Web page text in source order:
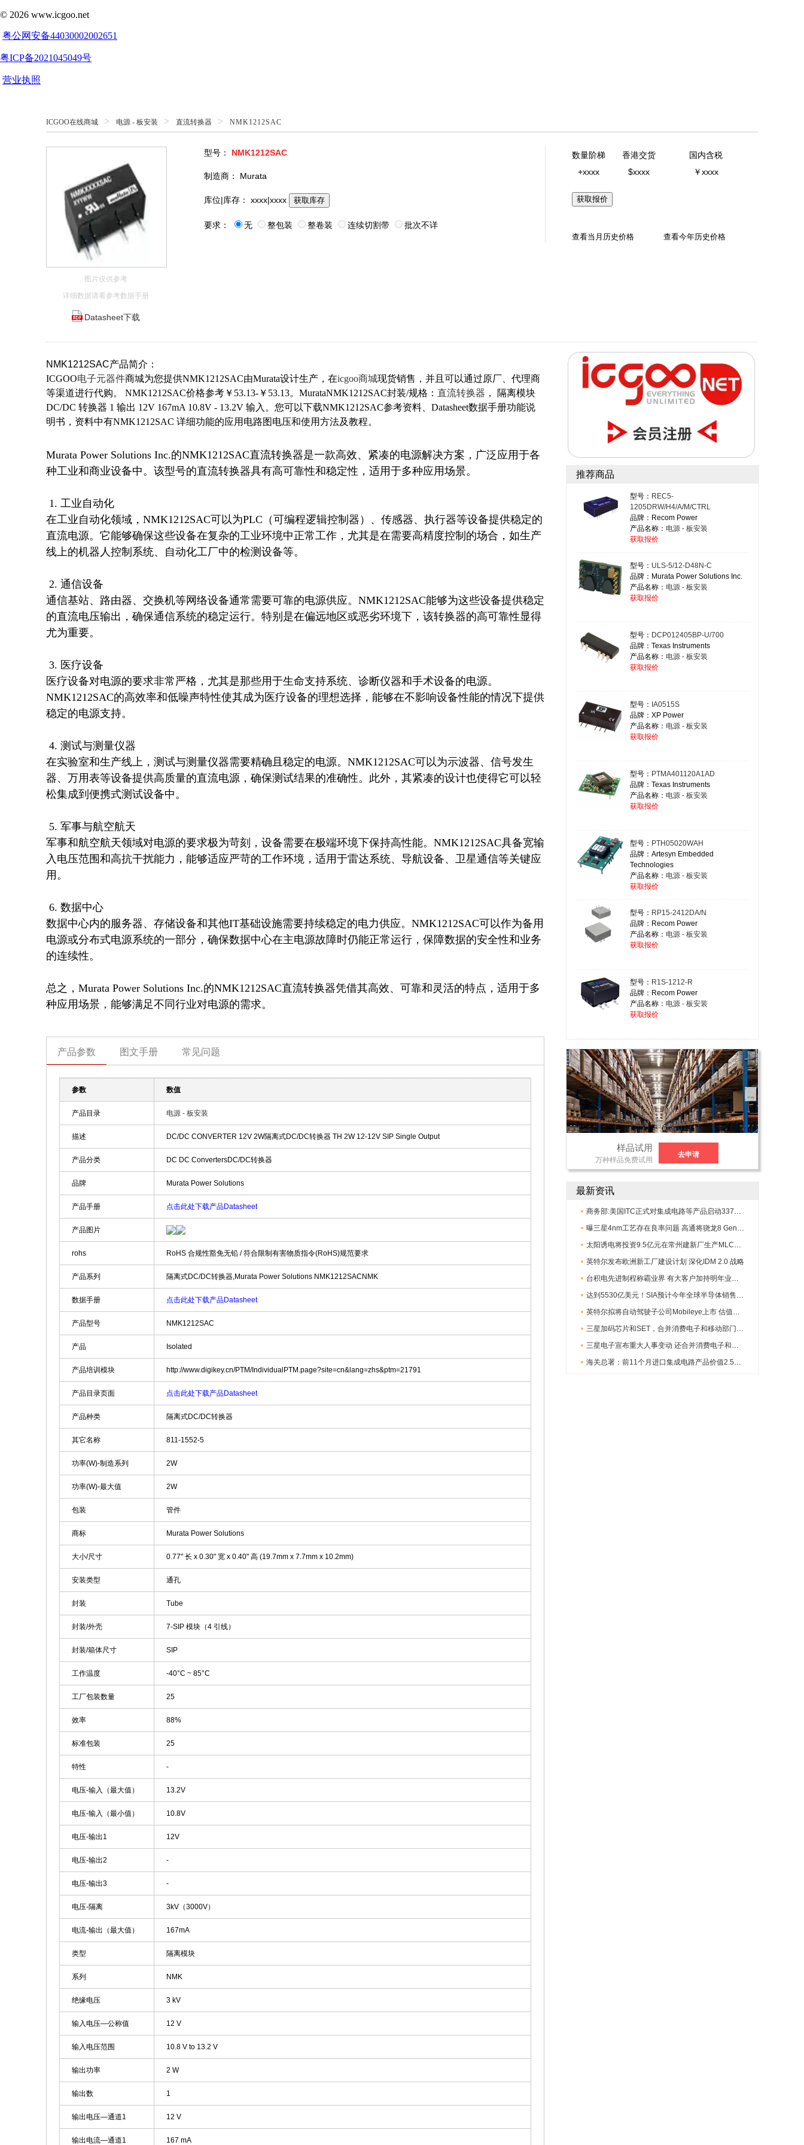
ICGOO在线商城 > 电源 - 板安装 > 直流转换器 > NMK1212SAC
图片仅供参考
详细数据请看参考数据手册
Datasheet下载
型号： NMK1212SAC
制造商： Murata
库位|库存： xxxx|xxxx 获取库存
要求： 无 整包装 整卷装 连续切割带 批次不详
数量阶梯 香港交货
国内含税
+xxxx
$xxxx ￥xxxx
获取报价
查看当月历史价格 查看今年历史价格
NMK1212SAC产品简介：
ICGOO电子元器件商城为您提供NMK1212SAC由Murata设计生产，在icgoo商城现货销售，并且可以通过原厂、代理商
等渠道进行代购。 NMK1212SAC价格参考￥53.13-￥53.13。MurataNMK1212SAC封装/规格： 直流转换器 ， 隔离模块
DC/DC 转换器 1 输出 12V 167mA 10.8V - 13.2V 输入。您可以下载NMK1212SAC参考资料、Datasheet数据手册功能说
明书，资料中有NMK1212SAC 详细功能的应用电路图电压和使用方法及教程。
Murata Power Solutions Inc.的NMK1212SAC直流转换器是一款高效、紧凑的电源解决方案，广泛应用于各
种工业和商业设备中。该型号的直流转换器具有高可靠性和稳定性，适用于多种应用场景。
在工业自动化领域，NMK1212SAC可以为PLC（可编程逻辑控制器）、传感器、执行器等设备提供稳定的
直流电源。它能够确保这些设备在复杂的工业环境中正常工作，尤其是在需要高精度控制的场合，如生产
线上的机器人控制系统、自动化工厂中的检测设备等。
通信基站、路由器、交换机等网络设备通常需要可靠的电源供应。NMK1212SAC能够为这些设备提供稳定
的直流电压输出，确保通信系统的稳定运行。特别是在偏远地区或恶劣环境下，该转换器的高可靠性显得
尤为重要。
医疗设备对电源的要求非常严格，尤其是那些用于生命支持系统、诊断仪器和手术设备的电源。
NMK1212SAC的高效率和低噪声特性使其成为医疗设备的理想选择，能够在不影响设备性能的情况下提供
稳定的电源支持。
在实验室和生产线上，测试与测量仪器需要精确且稳定的电源。NMK1212SAC可以为示波器、信号发生
器、万用表等设备提供高质量的直流电源，确保测试结果的准确性。此外，其紧凑的设计也使得它可以轻
松集成到便携式测试设备中。
军事和航空航天领域对电源的要求极为苛刻，设备需要在极端环境下保持高性能。NMK1212SAC具备宽输
入电压范围和高抗干扰能力，能够适应严苛的工作环境，适用于雷达系统、导航设备、卫星通信等关键应
用。
数据中心内的服务器、存储设备和其他IT基础设施需要持续稳定的电力供应。NMK1212SAC可以作为备用
电源或分布式电源系统的一部分，确保数据中心在主电源故障时仍能正常运行，保障数据的安全性和业务
的连续性。
总之，Murata Power Solutions Inc.的NMK1212SAC直流转换器凭借其高效、可靠和灵活的特点，适用于多
种应用场景，能够满足不同行业对电源的需求。
产品参数 图文手册 常见问题
参数 数值
产品目录 电源 - 板安装
描述 DC/DC CONVERTER 12V 2W隔离式DC/DC转换器 TH 2W 12-12V SIP Single Output
产品分类 DC DC ConvertersDC/DC转换器
品牌 Murata Power Solutions
产品手册 点击此处下载产品Datasheet
产品图片
rohs RoHS 合规性豁免无铅 / 符合限制有害物质指令(RoHS)规范要求
产品系列 隔离式DC/DC转换器,Murata Power Solutions NMK1212SACNMK
数据手册 点击此处下载产品Datasheet
产品型号 NMK1212SAC
产品 Isolated
产品培训模块 http://www.digikey.cn/PTM/IndividualPTM.page?site=cn&lang=zhs&ptm=21791
产品目录页面 点击此处下载产品Datasheet
产品种类 隔离式DC/DC转换器
其它名称 811-1552-5
功率(W)-制造系列 2W
功率(W)-最大值 2W
包装 管件
商标 Murata Power Solutions
大小/尺寸 0.77" 长 x 0.30" 宽 x 0.40" 高 (19.7mm x 7.7mm x 10.2mm)
安装类型 通孔
封装 Tube
封装/外壳 7-SIP 模块（4 引线）
封装/箱体尺寸 SIP
工作温度 -40°C ~ 85°C
工厂包装数量 25
效率 88%
标准包装 25
特性 -
电压-输入（最大值） 13.2V
电压-输入（最小值） 10.8V
电压-输出1 12V
电压-输出2 -
电压-输出3 -
电压-隔离 3kV（3000V）
电流-输出（最大值） 167mA
类型 隔离模块
系列 NMK
绝缘电压 3 kV
输入电压—公称值 12 V
输入电压范围 10.8 V to 13.2 V
输出功率 2 W
输出数 1
输出电压—通道1 12 V
输出电流—通道1 167 mA
推荐商品
型号： REC5-
1205DRW/H4/A/M/CTRL
品牌：Recom Power
产品名称： 电源 - 板安装
获取报价
型号： ULS-5/12-D48N-C
品牌：Murata Power Solutions Inc.
产品名称： 电源 - 板安装
获取报价
型号： DCP012405BP-U/700
品牌：Texas Instruments
产品名称： 电源 - 板安装
获取报价
型号： IA0515S
品牌：XP Power
产品名称： 电源 - 板安装
获取报价
型号： PTMA401120A1AD
品牌：Texas Instruments
产品名称： 电源 - 板安装
获取报价
型号： PTH05020WAH
品牌：Artesyn Embedded
Technologies
产品名称： 电源 - 板安装
获取报价
型号： RP15-2412DA/N
品牌：Recom Power
产品名称： 电源 - 板安装
获取报价
型号： R1S-1212-R
品牌：Recom Power
产品名称： 电源 - 板安装
获取报价
样品试用
万种样品免费试用
去申请
最新资讯
商务部:美国ITC正式对集成电路等产品启动337调查
曝三星4nm工艺存在良率问题 高通将骁龙8 Gen1或转产台积电
太阳诱电将投资9.5亿元在常州建新厂生产MLCC 预计2023年完工
英特尔发布欧洲新工厂建设计划 深化IDM 2.0 战略
台积电先进制程称霸业界 有大客户加持明年业绩稳了
达到5530亿美元！SIA预计今年全球半导体销售额将创下新高
英特尔拟将自动驾驶子公司Mobileye上市 估值或超500亿美元
三星加码芯片和SET，合并消费电子和移动部门，撤换高东真等 CEO
三星电子宣布重大人事变动 还合并消费电子和移动部门
海关总署：前11个月进口集成电路产品价值2.52万亿元 增长14.8%